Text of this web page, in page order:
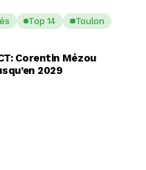
Top 14
Toulon
Corentin Mézou
2029